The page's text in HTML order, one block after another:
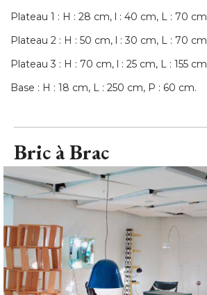
Plateau 1 : H : 28 cm, l : 40 cm, L : 70 cm
Plateau 2 : H : 50 cm, l : 30 cm, L : 70 cm
Plateau 3 : H : 70 cm, l : 25 cm, L : 155 cm
Base : H : 18 cm, L : 250 cm, P : 60 cm.
Bric à Brac